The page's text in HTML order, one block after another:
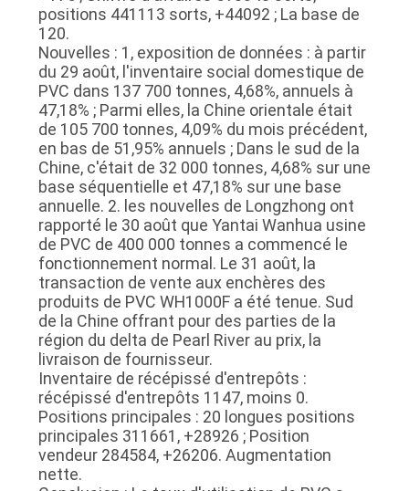
CONTRÔLE
QUALITÉ
CONTACTEZ-
NOUS
NOUVELLES
DEMANDEZ
UNE
CITATION
PLAN
SITE
positions 441113 sorts, +44092 ; La base de
120.
Nouvelles : 1, exposition de données : à partir
du 29 août, l'inventaire social domestique de
PVC dans 137 700 tonnes, 4,68%, annuels à
47,18% ; Parmi elles, la Chine orientale était
de 105 700 tonnes, 4,09% du mois précédent,
en bas de 51,95% annuels ; Dans le sud de la
Chine, c'était de 32 000 tonnes, 4,68% sur une
base séquentielle et 47,18% sur une base
annuelle. 2. les nouvelles de Longzhong ont
rapporté le 30 août que Yantai Wanhua usine
de PVC de 400 000 tonnes a commencé le
fonctionnement normal. Le 31 août, la
transaction de vente aux enchères des
produits de PVC WH1000F a été tenue. Sud
de la Chine offrant pour des parties de la
région du delta de Pearl River au prix, la
livraison de fournisseur.
Inventaire de récépissé d'entrepôts :
récépissé d'entrepôts 1147, moins 0.
Positions principales : 20 longues positions
principales 311661, +28926 ; Position
vendeur 284584, +26206. Augmentation
nette.